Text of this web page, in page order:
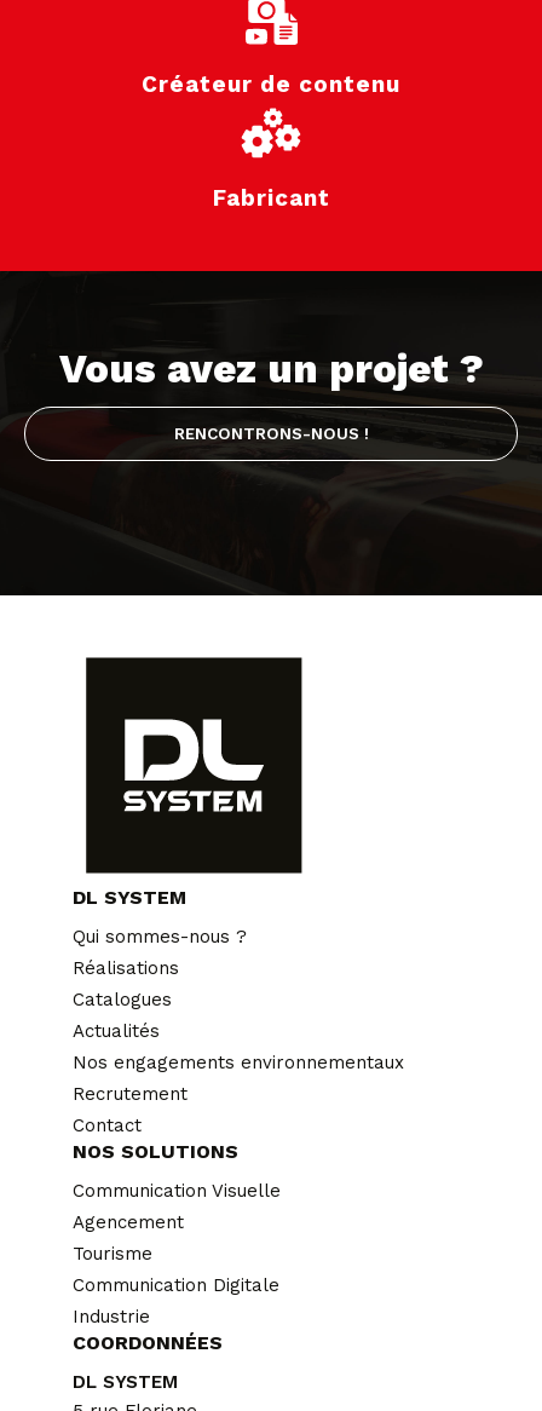
Créateur de contenu
Fabricant
Vous avez un projet ?
RENCONTRONS-NOUS !
DL SYSTEM
Qui sommes-nous ?
Réalisations
Catalogues
Actualités
Nos engagements environnementaux
Recrutement
Contact
NOS SOLUTIONS
Communication Visuelle
Agencement
Tourisme
Communication Digitale
Industrie
COORDONNÉES
DL SYSTEM